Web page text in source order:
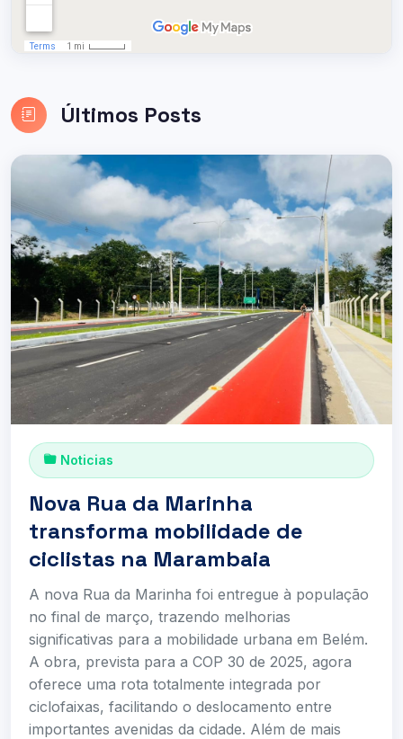
Últimos Posts
Noticias
Nova Rua da Marinha
transforma mobilidade de
ciclistas na Marambaia
A nova Rua da Marinha foi entregue à população
no final de março, trazendo melhorias
significativas para a mobilidade urbana em Belém.
A obra, prevista para a COP 30 de 2025, agora
oferece uma rota totalmente integrada por
ciclofaixas, facilitando o deslocamento entre
importantes avenidas da cidade. Além de mais